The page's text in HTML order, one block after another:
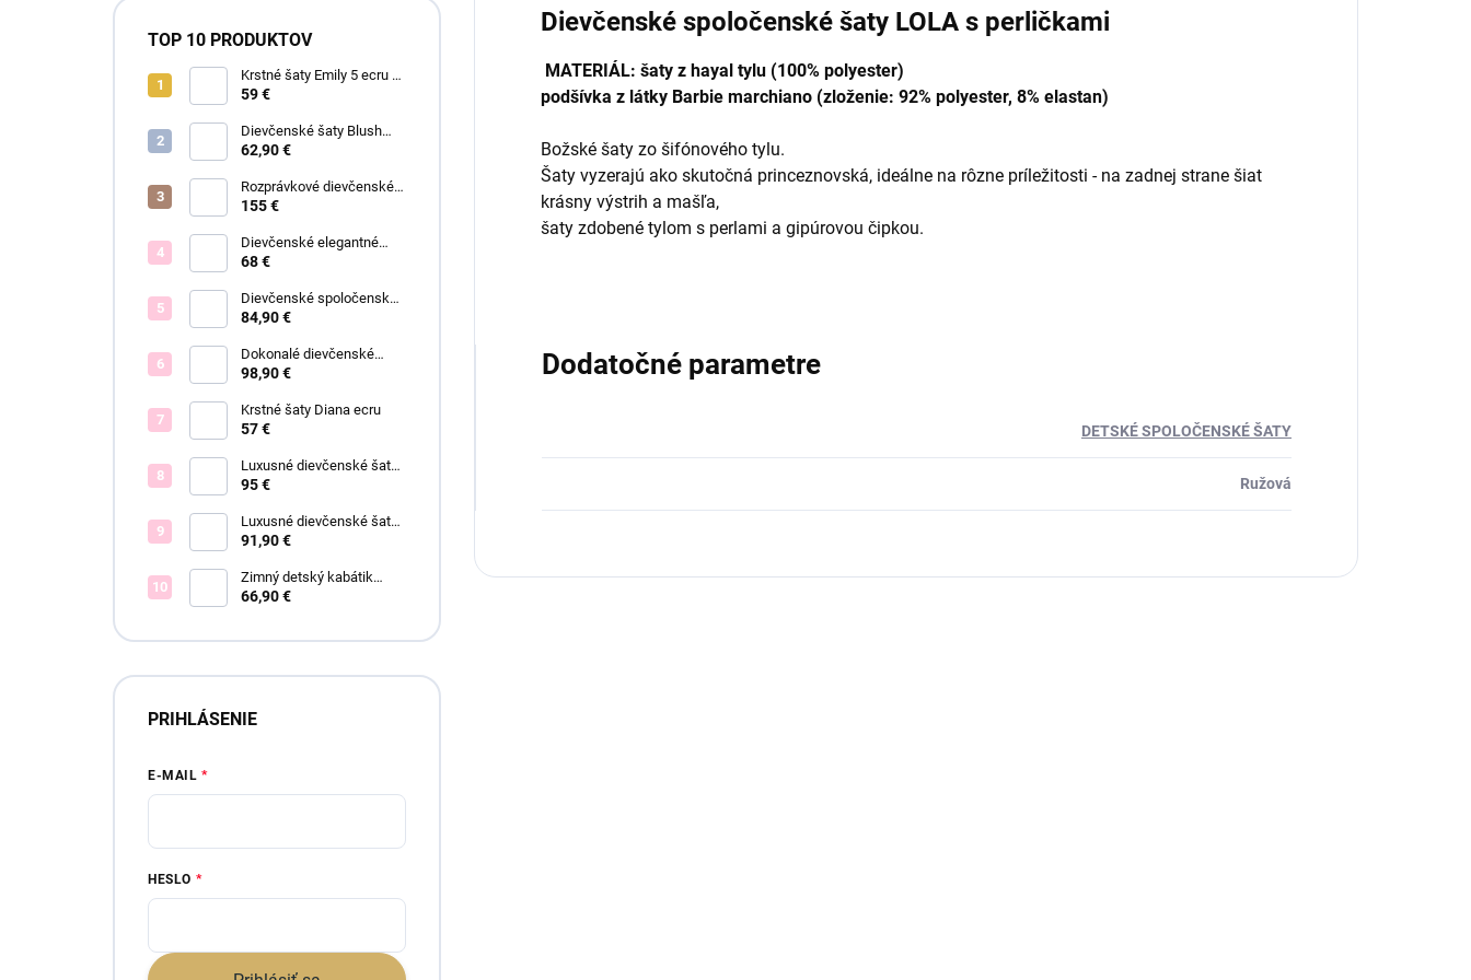
TOP 10 PRODUKTOV
Krstné šaty Emily 5 ecru s
čipkou
59 €
Dievčenské šaty Blush
Grace pink
62,90 €
Rozprávkové dievčenské
šaty Fiona
155 €
Dievčenské elegantné
šaty Lisa
68 €
Dievčenské spoločenské
šaty Olivia ružové
84,90 €
Dokonalé dievčenské
spoločenské šaty Bianca
98,90 €
Krstné šaty Diana ecru
57 €
Luxusné dievčenské šaty
Blush Bloom
95 €
Luxusné dievčenské šaty
Elsa blue
91,90 €
Zimný detský kabátik
BOUCLE - viac farieb
66,90 €
PRIHLÁSENIE
E-MAIL
HESLO
Dievčenské spoločenské šaty LOLA s perličkami
MATERIÁL: šaty z hayal tylu (100% polyester)
podšívka z látky Barbie marchiano (zloženie: 92% polyester, 8% elastan)
Božské šaty zo šifónového tylu.
Šaty vyzerajú ako skutočná princeznovská, ideálne na rôzne príležitosti - na zadnej strane šiat
krásny výstrih a mašľa,
šaty zdobené tylom s perlami a gipúrovou čipkou.
Dodatočné parametre
DETSKÉ SPOLOČENSKÉ ŠATY
Ružová